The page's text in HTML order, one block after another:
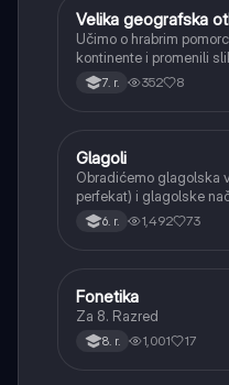
Istorija
Velika geografska
Učimo o hrabrim
kontinente i promenili
7. r. 352 8
Srpski jezik
Glagoli
Obradićemo glagolska
perfekat) i glagolske
(infinitiv, glagolski
(svršeni i nesvršeni).
6. r. 1,492 73
Srpski jezik
Fonetika
Za 8. Razred
8. r. 1,001 17